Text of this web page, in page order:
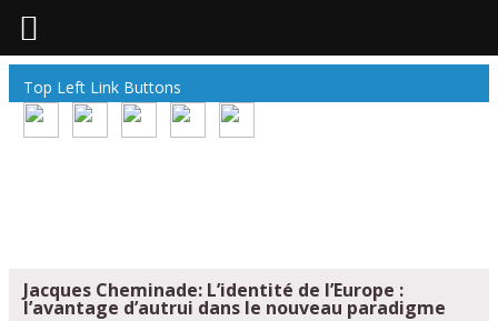
Top Left Link Buttons
Jacques Cheminade: L’identité de l’Europe :
l’avantage d’autrui dans le nouveau paradigme